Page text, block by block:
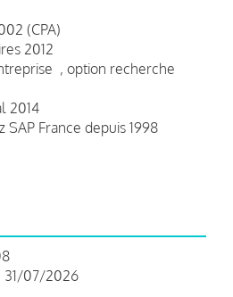
(CPA)
2012
, option recherche
2014
France depuis 1998
31/07/2026